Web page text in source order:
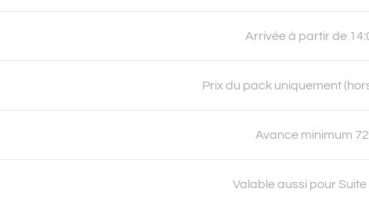
Arrivée à partir de
Prix du pack uniquement
Avance minimum
Valable aussi pour Suite